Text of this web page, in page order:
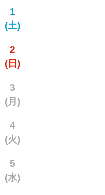
1
(土)
2
(日)
3
(月)
4
(火)
5
(水)